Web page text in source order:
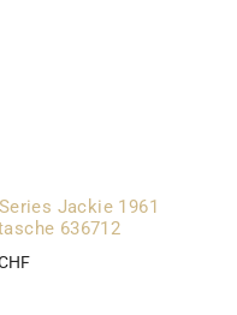
Jackie 1961
636712